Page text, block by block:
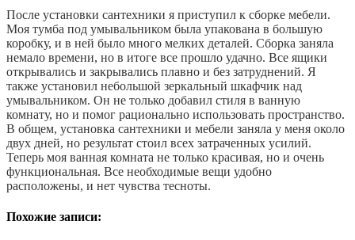
После установки сантехники я приступил к сборке мебели.
Моя тумба под умывальником была упакована в большую
коробку, и в ней было много мелких деталей. Сборка заняла
немало времени, но в итоге все прошло удачно. Все ящики
открывались и закрывались плавно и без затруднений. Я
также установил небольшой зеркальный шкафчик над
умывальником. Он не только добавил стиля в ванную
комнату, но и помог рационально использовать пространство.
В общем, установка сантехники и мебели заняла у меня около
двух дней, но результат стоил всех затраченных усилий.
Теперь моя ванная комната не только красивая, но и очень
функциональная. Все необходимые вещи удобно
расположены, и нет чувства тесноты.
Похожие записи: